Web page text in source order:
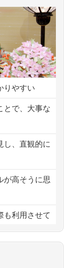
込み
み
込み
込み
込み
込み
込み
込み
込み
りやすい
とで、大事な
し、直観的に
が高そうに思
も利用させて